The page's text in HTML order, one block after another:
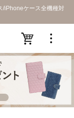
/iPhoneケース全機種対